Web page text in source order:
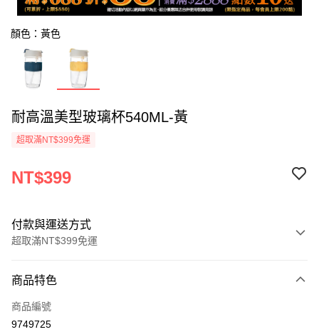
顏色：黃色
耐高溫美型玻璃杯540ML-黃
超取滿NT$399免運
NT$399
付款與運送方式
超取滿NT$399免運
icash Pay
信用卡一次付款
商品特色
商品編號
9749725